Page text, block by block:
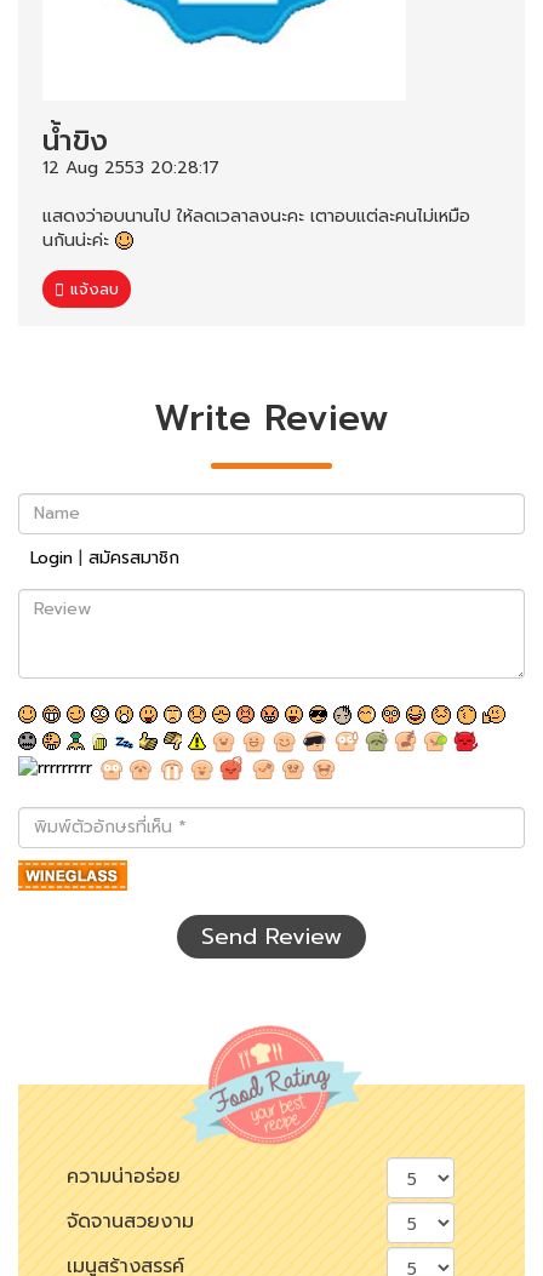
น้ำขิง
12 Aug 2553 20:28:17
แสดงว่าอบนานไป ให้ลดเวลาลงนะคะ เตาอบแต่ละคนไม่เหมือ
นกันน่ะค่ะ
แจ้งลบ
Write Review
Name
Login | สมัครสมาชิก
Review
พิมพ์
ตัว
อักษร
ที่
Send Review
ความน่าอร่อย
จัดจานสวยงาม
เมนูสร้างสรรค์